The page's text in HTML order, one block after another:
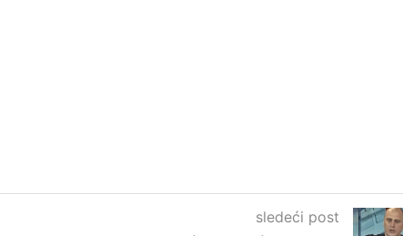
sledeći post